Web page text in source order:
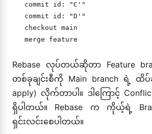
   commit id: "C'"
   commit id: "D'"
   checkout main
Rebase လုပ်တယ်ဆိုတာ Feature
တစ်ခုချင်းစီကို Main branch ရဲ့ ထိပ်
apply) လိုက်တာပါ။ ဒါကြောင့်
ရှိပါတယ်။ Rebase က ကိုယ့်ရဲ့
ရှင်းလင်းစေပါတယ်။